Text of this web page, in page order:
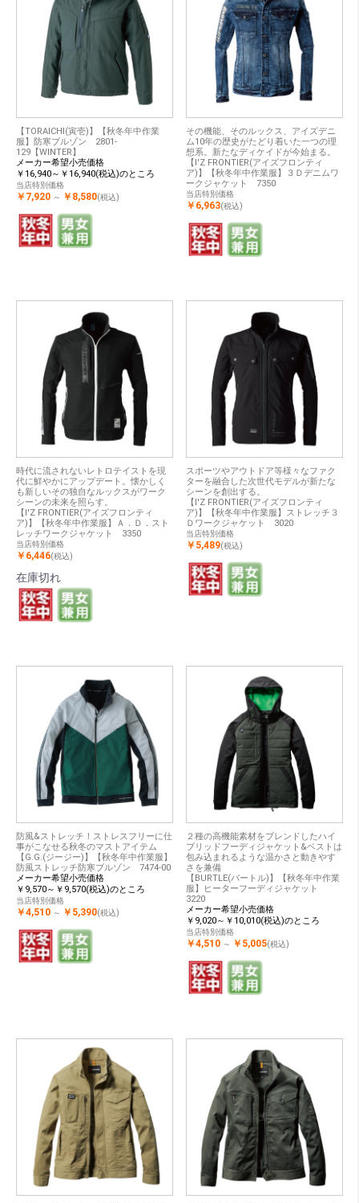
【TORAICHI(寅壱)】【秋冬年中作業
服】防寒ブルゾン 2801-
129【WINTER】
メーカー希望小売価格
￥16,940～￥16,940(税込)のところ
当店特別価格
￥7,920 ～ ￥8,580(税込)
その機能、そのルックス、アイズデニ
ム10年の歴史がたどり着いた一つの理
想系。新たなディケイドが今始まる。
【I'Z FRONTIER(アイズフロンティ
ア)】【秋冬年中作業服】３Ｄデニムワ
ークジャケット 7350
当店特別価格
￥6,963(税込)
時代に流されないレトロテイストを現
代に鮮やかにアップデート。懐かしく
も新しいその独自なルックスがワーク
シーンの未来を照らす。
【I'Z FRONTIER(アイズフロンティ
ア)】【秋冬年中作業服】Ａ．Ｄ．スト
レッチワークジャケット 3350
当店特別価格
￥6,446(税込)
在庫切れ
スポーツやアウトドア等様々なファク
ターを融合した次世代モデルが新たな
シーンを創出する。
【I'Z FRONTIER(アイズフロンティ
ア)】【秋冬年中作業服】ストレッチ３
Ｄワークジャケット 3020
当店特別価格
￥5,489(税込)
防風&ストレッチ！ストレスフリーに仕
事がこなせる秋冬のマストアイテム
【G.G.(ジージー)】【秋冬年中作業服】
防風ストレッチ防寒ブルゾン 7474-00
メーカー希望小売価格
￥9,570～￥9,570(税込)のところ
当店特別価格
￥4,510 ～ ￥5,390(税込)
２種の高機能素材をブレンドしたハイ
ブリッドフーディジャケット&ベストは
包み込まれるような温かさと動きやす
さを兼備
【BURTLE(バートル)】【秋冬年中作業
服】ヒーターフーディジャケット
3220
メーカー希望小売価格
￥9,020～￥10,010(税込)のところ
当店特別価格
￥4,510 ～ ￥5,005(税込)